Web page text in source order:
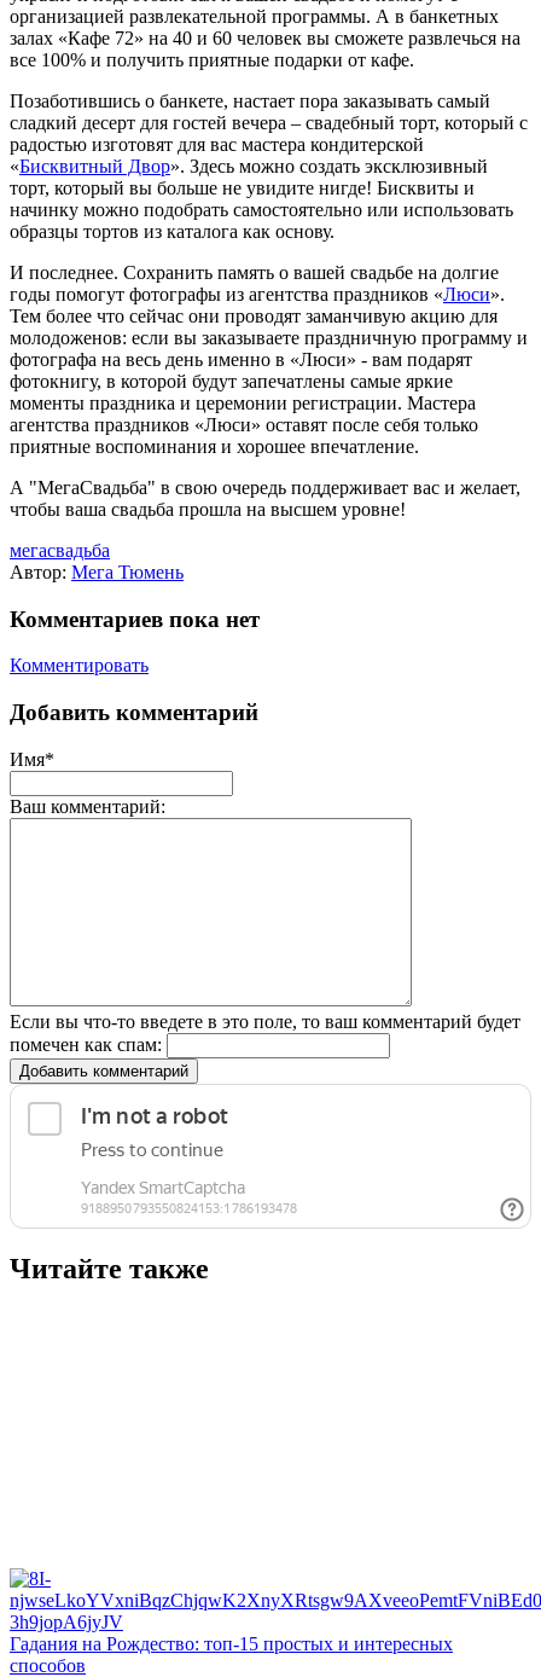
организацией развлекательной программы. А в банкетных
залах «Кафе 72» на 40 и 60 человек вы сможете развлечься на
все 100% и получить приятные подарки от кафе.
Позаботившись о банкете, настает пора заказывать самый
сладкий десерт для гостей вечера – свадебный торт, который с
радостью изготовят для вас мастера кондитерской
«Бисквитный Двор». Здесь можно создать эксклюзивный
торт, который вы больше не увидите нигде! Бисквиты и
начинку можно подобрать самостоятельно или использовать
образцы тортов из каталога как основу.
И последнее. Сохранить память о вашей свадьбе на долгие
годы помогут фотографы из агентства праздников «Люси».
Тем более что сейчас они проводят заманчивую акцию для
молодоженов: если вы заказываете праздничную программу и
фотографа на весь день именно в «Люси» - вам подарят
фотокнигу, в которой будут запечатлены самые яркие
моменты праздника и церемонии регистрации. Мастера
агентства праздников «Люси» оставят после себя только
приятные воспоминания и хорошее впечатление.
А "МегаСвадьба" в свою очередь поддерживает вас и желает,
чтобы ваша свадьба прошла на высшем уровне!
мегасвадьба
Автор: Мега Тюмень
Комментариев пока нет
Комментировать
Добавить комментарий
Имя*
Ваш комментарий:
Если вы что-то введете в это поле, то ваш комментарий будет
помечен как спам:
Добавить комментарий
Читайте также
Гадания на Рождество: топ-15 простых и интересных
способов